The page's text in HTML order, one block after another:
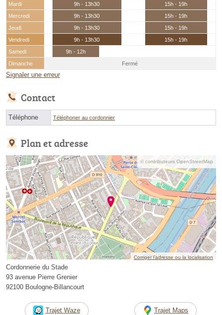
Mardi
9h - 13h30
15h - 19h
Mercredi
9h - 13h30
15h - 19h
Jeudi
9h - 13h30
15h - 19h
Vendredi
9h - 13h30
15h - 19h
Samedi
9h - 12h
Dimanche
Fermé
Signaler une erreur
Contact
Téléphone Téléphoner au cordonnier
Plan et adresse
© contributeurs OpenStreetMap
Corriger l’adresse ou la localisation
Cordonnerie du Stade
93 avenue Pierre Grenier
92100 Boulogne-Billancourt
Trajet Waze Trajet Maps